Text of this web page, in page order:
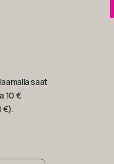
saat
10 €
€).